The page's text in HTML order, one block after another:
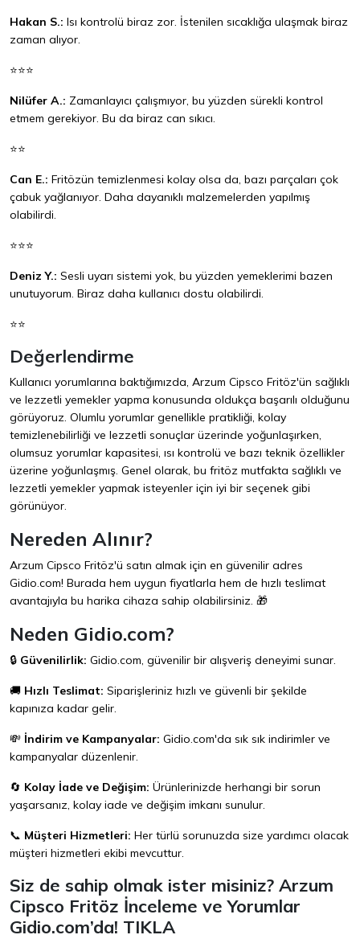
Hakan S.: Isı kontrolü biraz zor. İstenilen sıcaklığa ulaşmak biraz
zaman alıyor.
⭐⭐⭐
Nilüfer A.: Zamanlayıcı çalışmıyor, bu yüzden sürekli kontrol
etmem gerekiyor. Bu da biraz can sıkıcı.
⭐⭐
Can E.: Fritözün temizlenmesi kolay olsa da, bazı parçaları çok
çabuk yağlanıyor. Daha dayanıklı malzemelerden yapılmış
olabilirdi.
⭐⭐⭐
Deniz Y.: Sesli uyarı sistemi yok, bu yüzden yemeklerimi bazen
unutuyorum. Biraz daha kullanıcı dostu olabilirdi.
⭐⭐
Değerlendirme
Kullanıcı yorumlarına baktığımızda, Arzum Cipsco Fritöz'ün sağlıklı
ve lezzetli yemekler yapma konusunda oldukça başarılı olduğunu
görüyoruz. Olumlu yorumlar genellikle pratikliği, kolay
temizlenebilirliği ve lezzetli sonuçlar üzerinde yoğunlaşırken,
olumsuz yorumlar kapasitesi, ısı kontrolü ve bazı teknik özellikler
üzerine yoğunlaşmış. Genel olarak, bu fritöz mutfakta sağlıklı ve
lezzetli yemekler yapmak isteyenler için iyi bir seçenek gibi
görünüyor.
Nereden Alınır?
Arzum Cipsco Fritöz'ü satın almak için en güvenilir adres
Gidio.com! Burada hem uygun fiyatlarla hem de hızlı teslimat
avantajıyla bu harika cihaza sahip olabilirsiniz. 🎁
Neden Gidio.com?
🔒 Güvenilirlik: Gidio.com, güvenilir bir alışveriş deneyimi sunar.
🚚 Hızlı Teslimat: Siparişleriniz hızlı ve güvenli bir şekilde
kapınıza kadar gelir.
💸 İndirim ve Kampanyalar: Gidio.com'da sık sık indirimler ve
kampanyalar düzenlenir.
🔄 Kolay İade ve Değişim: Ürünlerinizde herhangi bir sorun
yaşarsanız, kolay iade ve değişim imkanı sunulur.
📞 Müşteri Hizmetleri: Her türlü sorunuzda size yardımcı olacak
müşteri hizmetleri ekibi mevcuttur.
Siz de sahip olmak ister misiniz? Arzum
Cipsco Fritöz İnceleme ve Yorumlar
Gidio.com’da! TIKLA